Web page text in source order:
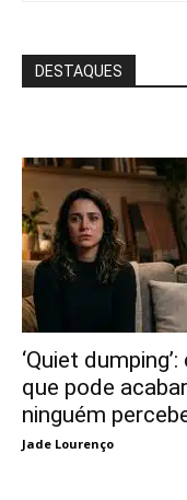
DESTAQUES
‘Quiet
que pode
ninguém
Jade Lourenço